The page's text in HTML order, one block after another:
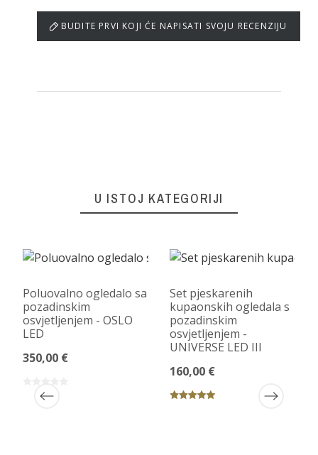
BUDITE PRVI KOJI ĆE NAPISATI SVOJU RECENZIJU
U ISTOJ KATEGORIJI
Poluovalno ogledalo sa
pozadinskim
osvjetljenjem - OSLO
LED
350,00 €
Set pjeskarenih
kupaonskih ogledala s
pozadinskim
osvjetljenjem -
UNIVERSE LED III
160,00 €